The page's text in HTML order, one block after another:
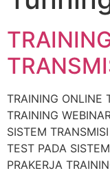
TRAINING ONLINE
TRAINING
SISTEM
TEST PADA
PRAKERJA